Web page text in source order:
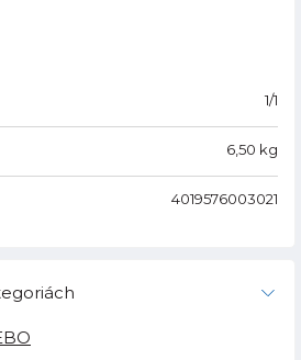
1/1
6,50 kg
4019576003021